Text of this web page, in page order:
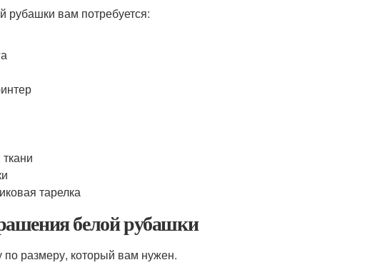
рубашки вам потребуется:
тарелка
белой рубашки
размеру, который вам нужен.